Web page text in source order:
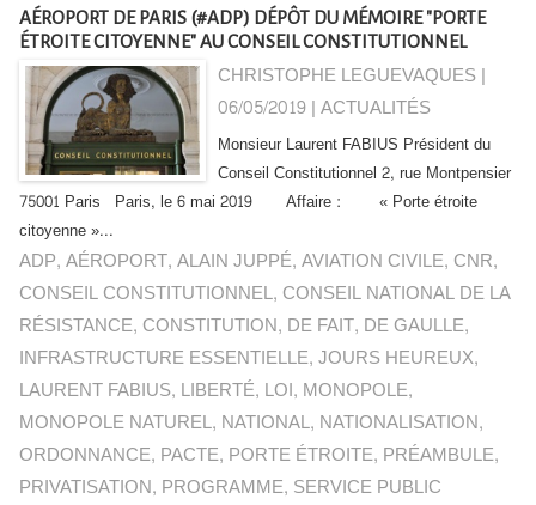
AÉROPORT DE PARIS (#ADP) DÉPÔT DU MÉMOIRE "PORTE
ÉTROITE CITOYENNE" AU CONSEIL CONSTITUTIONNEL
CHRISTOPHE LEGUEVAQUES |
06/05/2019|ACTUALITÉS
Monsieur Laurent FABIUS Président du
Conseil Constitutionnel 2, rue Montpensier
75001 Paris Paris, le 6 mai 2019 Affaire : « Porte étroite
citoyenne »...
ADP,AÉROPORT,ALAIN JUPPÉ,AVIATION CIVILE, CNR,
CONSEIL CONSTITUTIONNEL, CONSEIL NATIONAL DE LA
RÉSISTANCE, CONSTITUTION, DE FAIT, DE GAULLE,
INFRASTRUCTURE ESSENTIELLE,JOURS HEUREUX,
LAURENT FABIUS, LIBERTÉ, LOI, MONOPOLE,
MONOPOLE NATUREL, NATIONAL, NATIONALISATION,
ORDONNANCE, PACTE, PORTE ÉTROITE, PRÉAMBULE,
PRIVATISATION, PROGRAMME, SERVICE PUBLIC